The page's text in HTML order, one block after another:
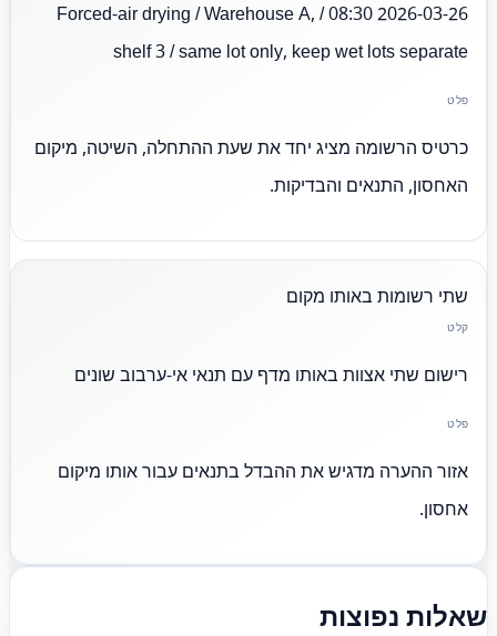
2026-03-26 08:30 / Forced-air drying / Warehouse A,
shelf 3 / same lot only, keep wet lots separate
פלט
כרטיס הרשומה מציג יחד את שעת ההתחלה, השיטה, מיקום
האחסון, התנאים והבדיקות.
שתי רשומות באותו מקום
קלט
רישום שתי אצוות באותו מדף עם תנאי אי-ערבוב שונים
פלט
אזור ההערה מדגיש את ההבדל בתנאים עבור אותו מיקום
אחסון.
שאלות נפוצות